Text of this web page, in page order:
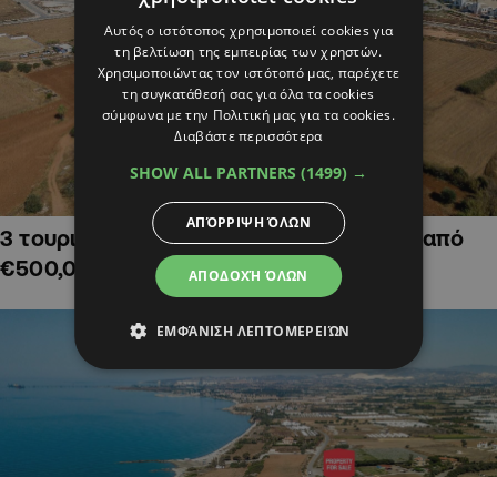
3 τουριστικά χωράφια στην Αγία Νάπα, από
€500,000
Αυτός ο ιστότοπος χρησιμοποιεί cookies για
τη βελτίωση της εμπειρίας των χρηστών.
Χρησιμοποιώντας τον ιστότοπό μας, παρέχετε
τη συγκατάθεσή σας για όλα τα cookies
σύμφωνα με την Πολιτική μας για τα cookies.
Διαβάστε περισσότερα
SHOW ALL PARTNERS (1499) →
ΑΠΟΔΟΧΉ ΌΛΩΝ
ΑΠΌΡΡΙΨΗ ΌΛΩΝ
ΕΜΦΆΝΙΣΗ ΛΕΠΤΟΜΕΡΕΙΏΝ